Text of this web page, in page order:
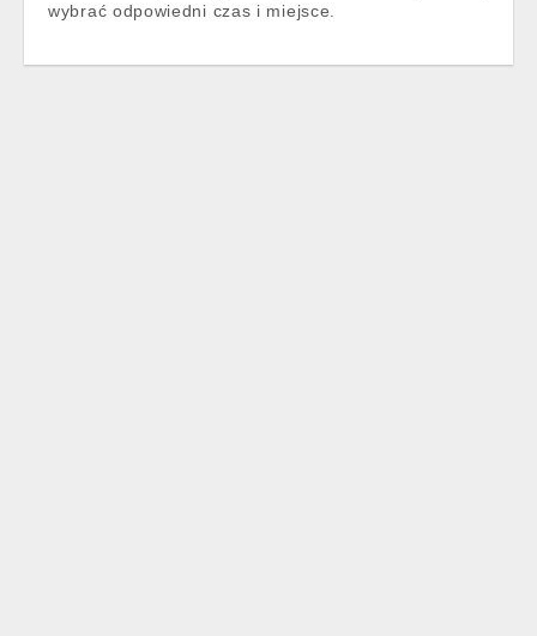
wybrać odpowiedni czas i miejsce.